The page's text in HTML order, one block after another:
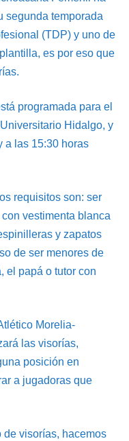
segunda temporada
(TDP) y uno de
es por eso que
programada para el
Hidalgo, y
a las 15:30 horas
requisitos son: ser
vestimenta blanca
y zapatos
de ser menores de
el papá o tutor con
Morelia-
las visorías,
posición en
a jugadoras que
de visorías, hacemos